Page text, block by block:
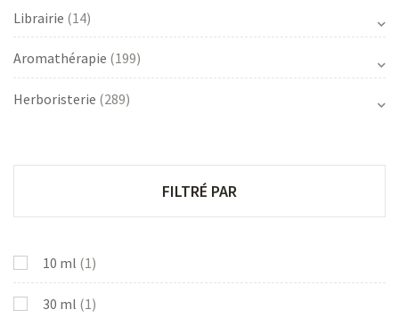
Librairie (14)
Aromathérapie (199)
Herboristerie (289)
FILTRÉ PAR
10 ml (1)
30 ml (1)